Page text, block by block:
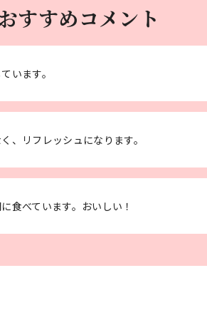
すすめコメント
います。
、リフレッシュになります。
食べています。おいしい！